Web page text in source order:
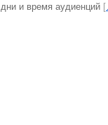
и время аудиенций [